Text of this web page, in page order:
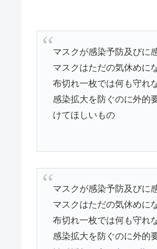
マスクが感染予防及びに
マスクはただの気休めに
布切れ一枚では何も守れ
感染拡大を防ぐのに外的
けてほしいもの
マスクが感染予防及びに
マスクはただの気休めに
布切れ一枚では何も守れ
感染拡大を防ぐのに外的